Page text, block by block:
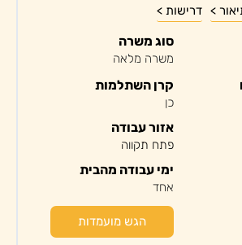
> דרישות >
סוג משרה
משרה מלאה
קרן השתלמות
כן
אזור עבודה
פתח תקווה
ימי עבודה מהבית
אחד
הגש מועמדות